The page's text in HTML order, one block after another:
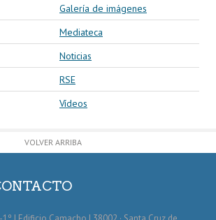
Galería de imágenes
Mediateca
Noticias
RSE
Vídeos
VOLVER ARRIBA